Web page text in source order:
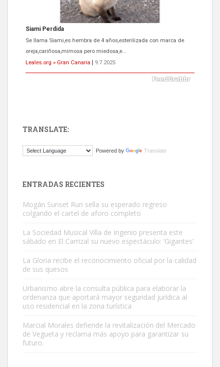
Siami Perdida
Se llama Siami,es hembra de 4 años,esterilizada con marca de
oreja,cariñosa,mimosa pero miedosa,e...
Leales.org » Gran Canaria
9.7.2025
El ayuntamiento se va a llevar a Los Gatos callejeros de la zona los
Este gato macho ha aparecido en la calle hace menos de un mes,
Leales.org » Gran Canaria | 9.7.2025
TRANSLATE:
Powered by Translate
ENTRADAS RECIENTES
Mogán Sunset Run sella su esperado regreso
colgando el cartel de aforo completo
La Sociedad Musical Villa de Ingenio presenta este
sábado en El Carrizal su nuevo espectáculo: ‘Gigantes’
La Gloria recibe el reconocimiento oficial por la calidad
de sus quesos
Urbanismo abre la consulta pública para elaborar la
ordenanza que aportará mayor seguridad jurídica al
uso residencial en la zona turística
Marcial Morales defiende la revitalización del Mercado
de Vegueta y reclama más apoyo para garantizar su
futuro.